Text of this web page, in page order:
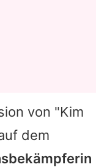
von "Kim
dem